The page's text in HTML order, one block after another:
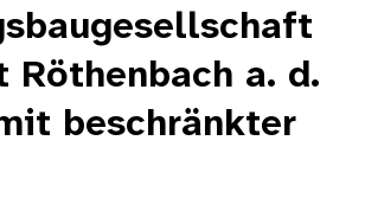
Röthenbach a. d.
beschränkter